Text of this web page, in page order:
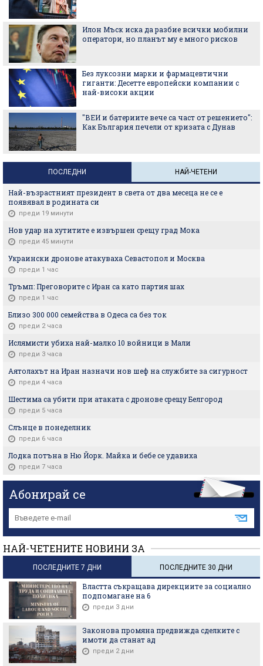
Илон Мъск иска да разбие всички мобилни
оператори, но планът му е много рисков
Без луксозни марки и фармацевтични
гиганти: Десетте европейски компании с
най-високи акции
"ВЕИ и батериите вече са част от решението":
Как България печели от кризата с Дунав
ПОСЛЕДНИ НАЙ-ЧЕТЕНИ
Най-възрастният президент в света от два месеца не се е
появявал в родината си
преди 19 минути
Нов удар на хутитите е извършен срещу град Мока
преди 45 минути
Украински дронове атакуваха Севастопол и Москва
преди 1 час
Тръмп: Преговорите с Иран са като партия шах
преди 1 час
Близо 300 000 семейства в Одеса са без ток
преди 2 часа
Ислямисти убиха най-малко 10 войници в Мали
преди 3 часа
Аятолахът на Иран назначи нов шеф на службите за сигурност
преди 4 часа
Шестима са убити при атаката с дронове срещу Белгород
преди 5 часа
Слънце в понеделник
преди 6 часа
Лодка потъна в Ню Йорк. Майка и бебе се удавиха
преди 7 часа
Абонирай се
НАЙ-ЧЕТЕНИТЕ НОВИНИ ЗА
ПОСЛЕДНИТЕ 7 ДНИ ПОСЛЕДНИТЕ 30 ДНИ
Властта съкращава дирекциите за социално
подпомагане на 6
преди 3 дни
Законова промяна предвижда сделките с
имоти да станат ад
преди 2 дни